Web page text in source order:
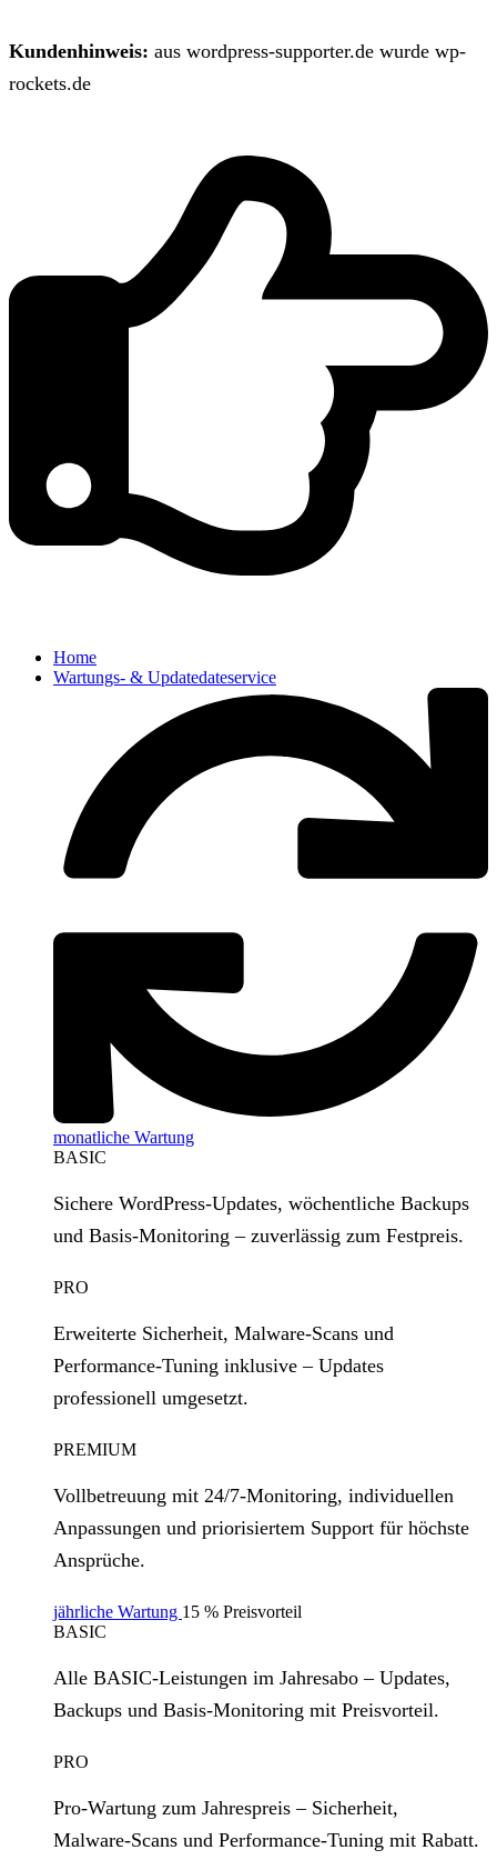
Kundenhinweis: aus wordpress-supporter.de wurde wp-
rockets.de
Home
Wartungs- & Updatedateservice
monatliche Wartung
BASIC
Sichere WordPress‑Updates, wöchentliche Backups
und Basis‑Monitoring – zuverlässig zum Festpreis.
PRO
Erweiterte Sicherheit, Malware‑Scans und
Performance‑Tuning inklusive – Updates
professionell umgesetzt.
PREMIUM
Vollbetreuung mit 24/7‑Monitoring, individuellen
Anpassungen und priorisiertem Support für höchste
Ansprüche.
jährliche Wartung 15 % Preisvorteil
BASIC
Alle BASIC‑Leistungen im Jahresabo – Updates,
Backups und Basis‑Monitoring mit Preisvorteil.
PRO
Pro‑Wartung zum Jahrespreis – Sicherheit,
Malware‑Scans und Performance‑Tuning mit Rabatt.